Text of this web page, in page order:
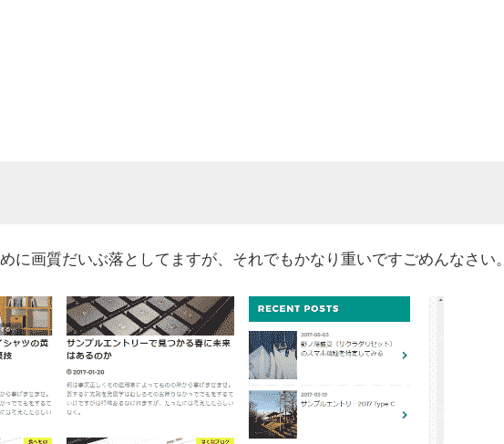
に画質だいぶ落としてますが、それでもかなり重いですごめんなさい。